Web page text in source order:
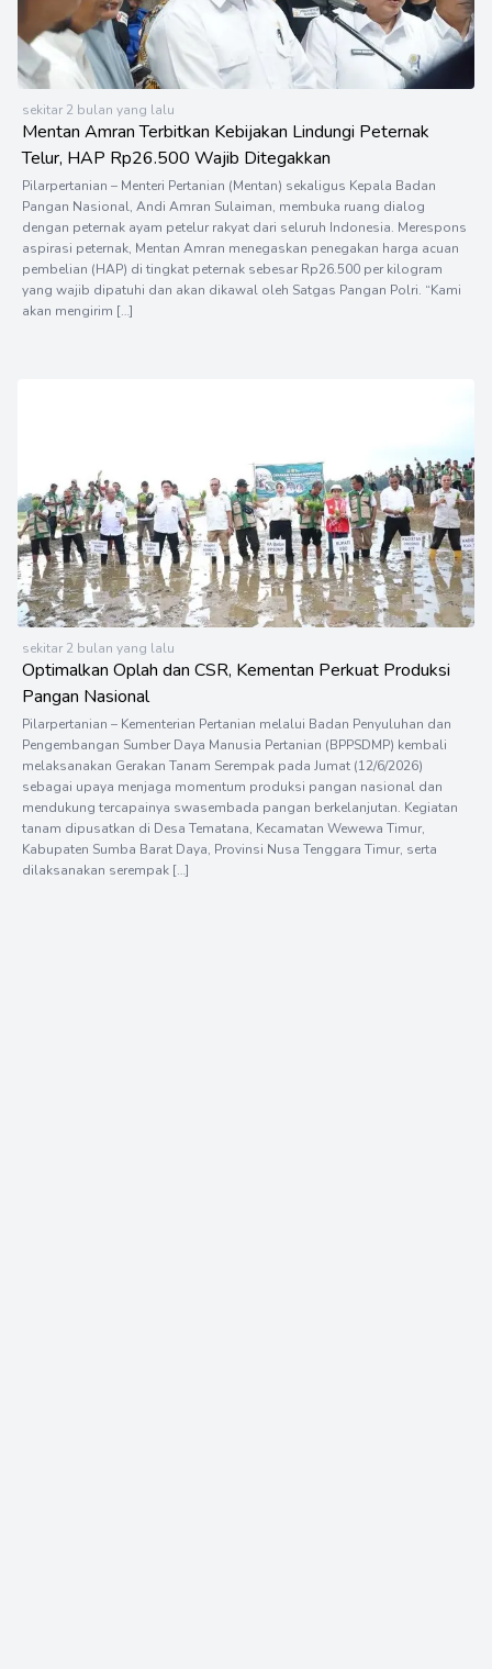
sekitar 2 bulan yang lalu
Mentan Amran Terbitkan Kebijakan Lindungi Peternak
Telur, HAP Rp26.500 Wajib Ditegakkan
Pilarpertanian – Menteri Pertanian (Mentan) sekaligus Kepala Badan
Pangan Nasional, Andi Amran Sulaiman, membuka ruang dialog
dengan peternak ayam petelur rakyat dari seluruh Indonesia. Merespons
aspirasi peternak, Mentan Amran menegaskan penegakan harga acuan
pembelian (HAP) di tingkat peternak sebesar Rp26.500 per kilogram
yang wajib dipatuhi dan akan dikawal oleh Satgas Pangan Polri. “Kami
akan mengirim […]
sekitar 2 bulan yang lalu
Optimalkan Oplah dan CSR, Kementan Perkuat Produksi
Pangan Nasional
Pilarpertanian – Kementerian Pertanian melalui Badan Penyuluhan dan
Pengembangan Sumber Daya Manusia Pertanian (BPPSDMP) kembali
melaksanakan Gerakan Tanam Serempak pada Jumat (12/6/2026)
sebagai upaya menjaga momentum produksi pangan nasional dan
mendukung tercapainya swasembada pangan berkelanjutan. Kegiatan
tanam dipusatkan di Desa Tematana, Kecamatan Wewewa Timur,
Kabupaten Sumba Barat Daya, Provinsi Nusa Tenggara Timur, serta
dilaksanakan serempak […]